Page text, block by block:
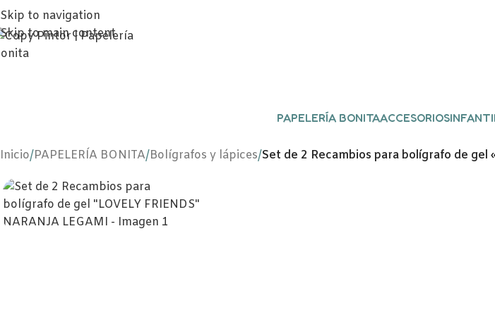
Skip to navigation
Skip to main content
PAPELERÍA BONITAACCESORIOS
Inicio/PAPELERÍA BONITA/Bolígrafos y lápices/Set de 2 Recambios para bolígrafo de gel